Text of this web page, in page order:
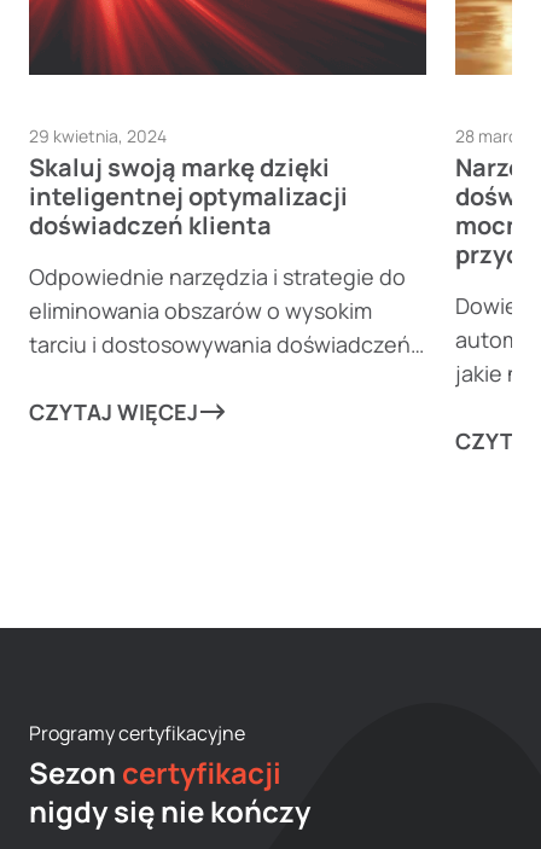
29 kwietnia, 2024
Skaluj swoją markę dzięki
inteligentnej optymalizacji
doświadczeń klienta
Odpowiednie narzędzia i strategie do
eliminowania obszarów o wysokim
tarciu i dostosowywania doświadczeń
nowe wyżyny!
CZYTAJ WIĘCEJ
28 marca,
jakie
Programy certyfikacyjne
Sezon certyfikacji
nigdy się nie kończy